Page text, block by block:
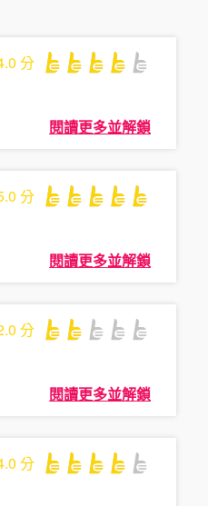
分
閱讀更多並解鎖
分
閱讀更多並解鎖
分
閱讀更多並解鎖
分